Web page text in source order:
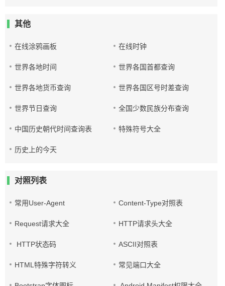
其他
在线涂鸦画板 在线时钟
世界各地时间 世界各国首都查询
世界各地货币查询 世界各国区号时差查询
世界节日查询 全国少数民族分布查询
中国历史朝代时间查询表 特殊符号大全
历史上的今天
对照列表
常用User-Agent Content-Type对照表
Request请求大全 HTTP请求头大全
HTTP状态码 ASCII对照表
HTML特殊字符转义 常见端口大全